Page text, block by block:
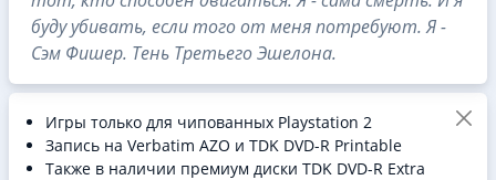
буду убивать, если того от меня потребуют. Я -
Сэм Фишер. Тень Третьего Эшелона.
Игры только для чипованных Playstation 2
Запись на Verbatim AZO и TDK DVD-R Printable
Также в наличии премиум диски TDK DVD-R Extra